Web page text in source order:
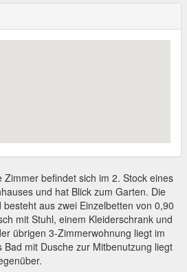
befindet sich im 2. Stock eines
und hat Blick zum Garten. Die
aus zwei Einzelbetten von 0,90
mit Stuhl, einem Kleiderschrank und
übrigen 3-Zimmerwohnung liegt im
mit Dusche zur Mitbenutzung liegt